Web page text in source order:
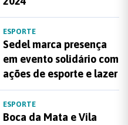
ESPORTE
Sedel marca presença
em evento solidário com
ações de esporte e lazer
ESPORTE
Boca da Mata e Vila